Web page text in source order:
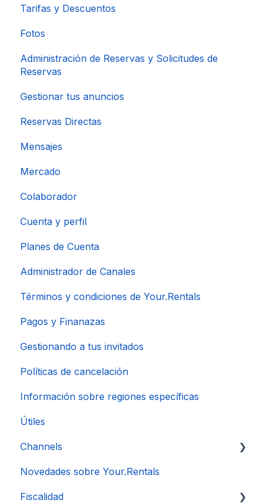
Tarifas y Descuentos
Fotos
Administración de Reservas y Solicitudes de
Reservas
Gestionar tus anuncios
Reservas Directas
Mensajes
Mercado
Colaborador
Cuenta y perfil
Planes de Cuenta
Administrador de Canales
Términos y condiciones de Your.Rentals
Pagos y Finanazas
Gestionando a tus invitados
Políticas de cancelación
Información sobre regiones específicas
Útiles
Channels
Conexión de Cuenta
Novedades sobre Your.Rentals
Fiscalidad